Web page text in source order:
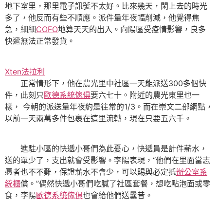
地下室里，那里電子訊號不太好。比來幾天，閑上去的時光
多了，他反而有些不順應。派件量年夜幅削減，他覺得焦
急，細細COFO地算天天的出入。向陽區受疫情影響，良多
快遞無法正常發貨。
Xten法拉利
正常情形下，他在農光里中社區一天能派送300多個快
件，此刻只歐德系統傢俱要六七十。附近的農光東里也一
樣， 今朝的派送量年夜約是往常的1/3。而在崇文二部網點，
以前一天兩萬多件包裹在這里流轉，現在只要五六千。
進駐小區的快遞小哥們為此憂心，快遞員是計件薪水，
送的單少了，支出就會受影響。李陽表現，“他們在里面當志
愿者也不不難，保證薪水不會少，可以賜與必定抵辦公室系
統櫃償。”偶然快遞小哥們吃膩了社區套餐，想吃點泡面或零
食，李陽歐德系統傢俱也會給他們送曩昔。